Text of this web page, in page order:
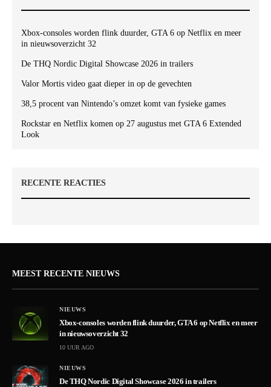
Xbox-consoles worden flink duurder, GTA 6 op Netflix en meer
in nieuwsoverzicht 32
De THQ Nordic Digital Showcase 2026 in trailers
Valor Mortis video gaat dieper in op de gevechten
38,5 procent van Nintendo’s omzet komt van fysieke games
Rockstar en Netflix komen op 27 augustus met GTA 6 Extended
Look
RECENTE REACTIES
MEEST RECENTE NIEUWS
NIEUWS
Xbox-consoles worden flink duurder, GTA 6 op Netflix en meer
in nieuwsoverzicht 32
10 UUR AGO
NIEUWS
De THQ Nordic Digital Showcase 2026 in trailers